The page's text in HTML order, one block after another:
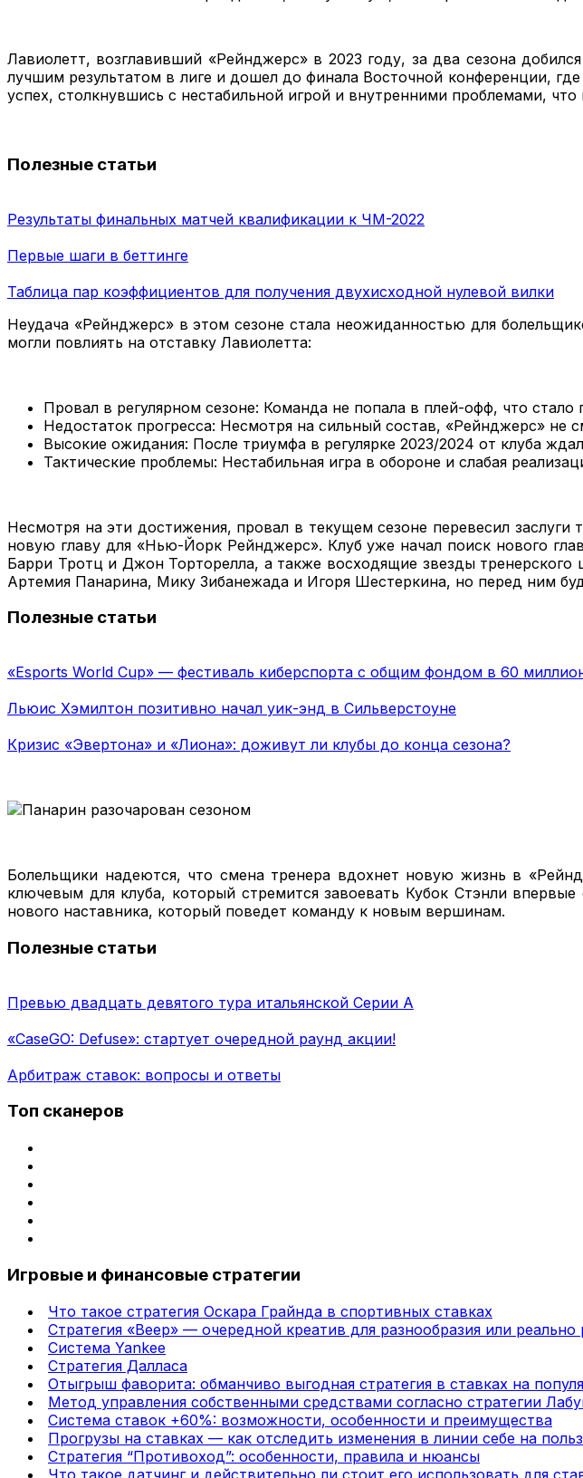
Лавиолетт, возглавивший «Рейнджерс» в 2023 году, за два сезона
лучшим результатом в лиге и дошел до финала Восточной конференции,
успех, столкнувшись с нестабильной игрой и внутренними проблемами,
Полезные статьи
Результаты финальных матчей квалификации к ЧМ-2022
Первые шаги в беттинге
Таблица пар коэффициентов для получения двухисходной нулевой вилки
Неудача «Рейнджерс» в этом сезоне стала неожиданностью для
могли повлиять на отставку Лавиолетта:
Провал в регулярном сезоне: Команда не попала в плей-офф, что стало
Недостаток прогресса: Несмотря на сильный состав, «Рейнджерс» не
Высокие ожидания: После триумфа в регулярке 2023/2024 от клуба
Тактические проблемы: Нестабильная игра в обороне и слабая
Несмотря на эти достижения, провал в текущем сезоне перевесил
новую главу для «Нью-Йорк Рейнджерс». Клуб уже начал поиск нового
Барри Тротц и Джон Торторелла, а также восходящие звезды
Артемия Панарина, Мику Зибанежада и Игоря Шестеркина, но перед ним
Полезные статьи
«Esports World Cup» — фестиваль киберспорта с общим фондом в 60
Льюис Хэмилтон позитивно начал уик-энд в Сильверстоуне
Кризис «Эвертона» и «Лиона»: доживут ли клубы до конца сезона?
Болельщики надеются, что смена тренера вдохнет новую жизнь в
ключевым для клуба, который стремится завоевать Кубок Стэнли
нового наставника, который поведет команду к новым вершинам.
Полезные статьи
Превью двадцать девятого тура итальянской Серии А
«CaseGO: Defuse»: стартует очередной раунд акции!
Арбитраж ставок: вопросы и ответы
Топ сканеров
Игровые и финансовые стратегии
Что такое стратегия Оскара Грайнда в спортивных ставках
Стратегия «Веер» — очередной креатив для разнообразия или реально
Система Yankee
Стратегия Далласа
Отыгрыш фаворита: обманчиво выгодная стратегия в ставках на
Метод управления собственными средствами согласно стратегии
Система ставок +60%: возможности, особенности и преимущества
Прогрузы на ставках — как отследить изменения в линии себе на
Стратегия “Противоход”: особенности, правила и нюансы
Что такое датчинг и действительно ли стоит его использовать для